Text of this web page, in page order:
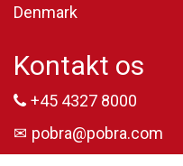
Denmark
Kontakt os
+45 4327 8000
pobra@pobra.com